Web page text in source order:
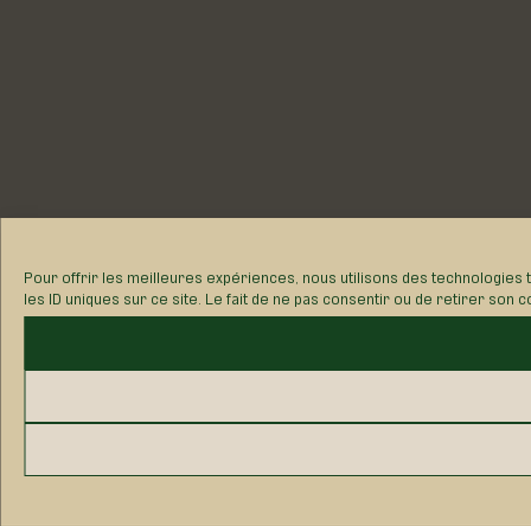
Pour offrir les meilleures expériences, nous utilisons des
les ID uniques sur ce site. Le fait de ne pas consentir ou de retirer